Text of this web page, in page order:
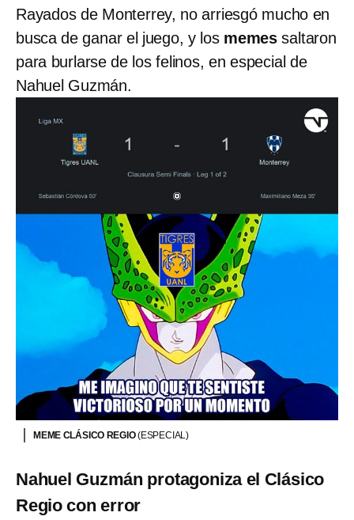
Rayados de Monterrey, no arriesgó mucho en
busca de ganar el juego, y los memes saltaron
para burlarse de los felinos, en especial de
Nahuel Guzmán.
MEME CLÁSICO REGIO(ESPECIAL)
Nahuel Guzmán protagoniza el Clásico
Regio con error